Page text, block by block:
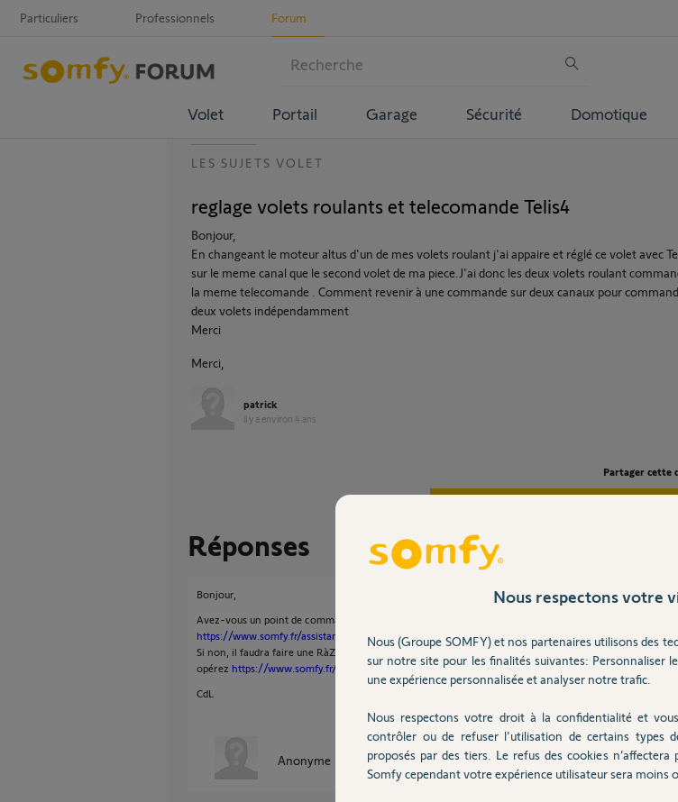
Particuliers Professionnels Forum
Volet Portail Garage Sécurité Domotique
LES SUJETS VOLET
reglage volets roulants et telecomande Telis4
Bonjour,
En changeant le moteur altus d'un de mes volets roulant j'ai appaire et réglé ce volet avec
sur le meme canal que le second volet de ma piece.J'ai donc les deux volets roulant
la meme telecomande . Comment revenir à une commande sur deux canaux pour
deux volets indépendamment
Merci
Merci,
patrick
il y a environ 4 ans
Partager cette
Réponses
Bonjour,
Avez-vous un point de commande dédié à chacun de ces deux VR ? Si oui, voici la manip
https://www.somfy.fr/assistance/videos/volet-roulant-somf...
Si non, il faudra faire une RàZ sur ces deux VR en isolant électriquement le VR que vous
opérez https://www.somfy.fr/assistance/videos/volet-roulant-somf...
CdL
Anonyme il y a environ 4 ans
Nous respectons votre
Nous (Groupe SOMFY) et nos partenaires utilisons des
sur notre site pour les finalités suivantes: Personnaliser
une expérience personnalisée et analyser notre trafic.
Nous respectons votre droit à la confidentialité et
contrôler ou de refuser l'utilisation de certains types
proposés par des tiers. Le refus des cookies
Somfy cependant votre expérience utilisateur sera moins